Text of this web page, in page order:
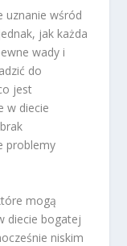
uznanie wśród
jak każda
wady i
do
jest
w diecie
problemy
mogą
diecie bogatej
niskim